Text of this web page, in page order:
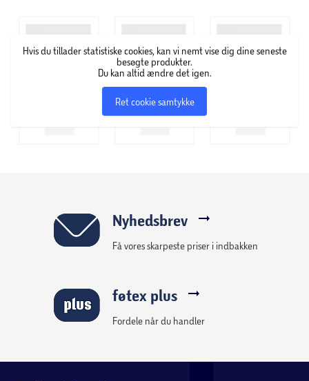
Hvis du tillader statistiske cookies, kan vi nemt vise dig dine seneste
besøgte produkter.
Du kan altid ændre det igen.
Ret cookie samtykke
Nyhedsbrev
Få vores skarpeste priser i indbakken
føtex plus
Fordele når du handler